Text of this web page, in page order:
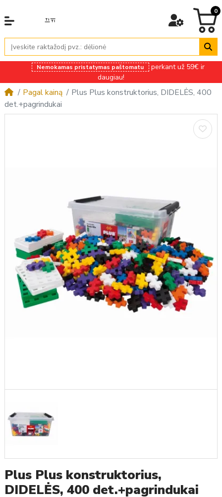
0
Nemokamas pristatymas paštomatu
perkant už 59€ ir
daugiau!
Pagal kainą
Plus Plus konstruktorius, DIDELĖS, 400
det.+pagrindukai
Plus Plus konstruktorius,
DIDELĖS, 400 det.+pagrindukai